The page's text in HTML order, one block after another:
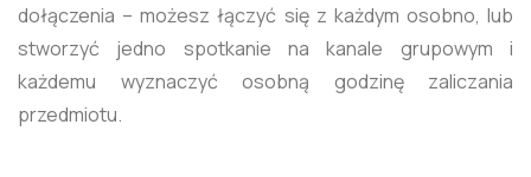
dołączenia – możesz łączyć się z każdym osobno, lub
stworzyć jedno spotkanie na kanale grupowym i
każdemu wyznaczyć osobną godzinę zaliczania
przedmiotu.